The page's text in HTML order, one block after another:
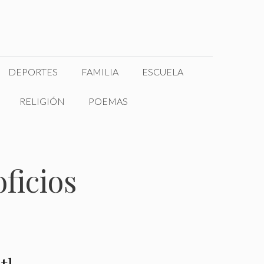
DEPORTES FAMILIA ESCUELA
RELIGIÓN POEMAS